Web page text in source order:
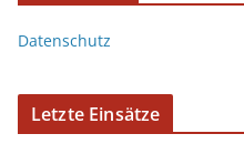
Datenschutz
Letzte Einsätze